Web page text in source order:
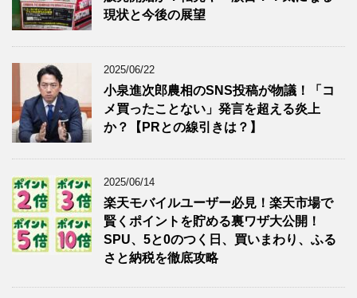
現状と今後の展望
2025/06/22
小泉進次郎農相のSNS投稿が物議！「コ
メ買ったことない」発言を超える炎上
か？【PRとの線引きは？】
2025/06/14
楽天モバイルユーザー必見！楽天市場で
賢くポイントを貯める裏ワザ大公開！
SPU、5と0のつく日、買いまわり、ふる
さと納税を徹底攻略